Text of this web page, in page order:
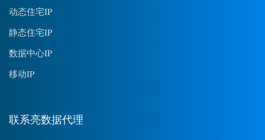
动态住宅IP
静态住宅IP
数据中心IP
移动IP
联系亮数据代理